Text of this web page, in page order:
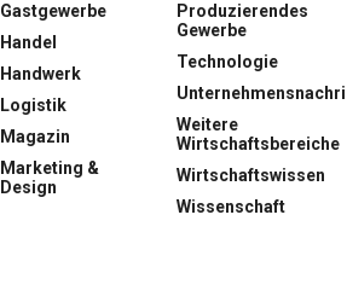
Gastgewerbe
Handel
Handwerk
Logistik
Magazin
Marketing &
Design
Produzierendes
Gewerbe
Technologie
Weitere
Wirtschaftsbereiche
Wirtschaftswissen
Wissenschaft